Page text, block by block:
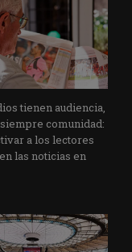
tienen audiencia,
comunidad:
a los lectores
las noticias en